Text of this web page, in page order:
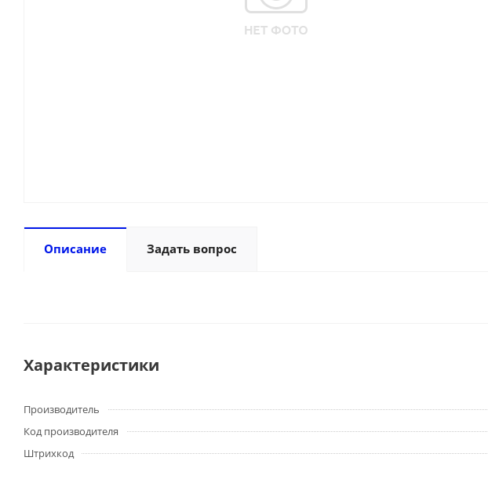
Описание Задать вопрос
Характеристики
Производитель
Код производителя
Штрихкод